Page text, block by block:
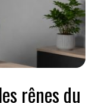
rênes du